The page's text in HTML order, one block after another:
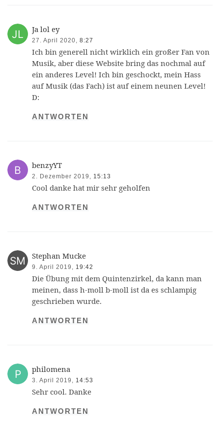
Ja lol ey
27. April 2020, 8:27
Ich bin generell nicht wirklich ein großer Fan von
Musik, aber diese Website bring das nochmal auf
ein anderes Level! Ich bin geschockt, mein Hass
auf Musik (das Fach) ist auf einem neunen Level!
D:
ANTWORTEN
benzyYT
2. Dezember 2019, 15:13
Cool danke hat mir sehr geholfen
ANTWORTEN
Stephan Mucke
9. April 2019, 19:42
Die Übung mit dem Quintenzirkel, da kann man
meinen, dass h-moll b-moll ist da es schlampig
geschrieben wurde.
ANTWORTEN
philomena
3. April 2019, 14:53
Sehr cool. Danke
ANTWORTEN